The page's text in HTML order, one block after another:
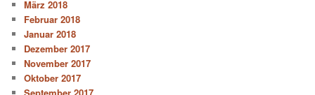
März 2018
Februar 2018
Januar 2018
Dezember 2017
November 2017
Oktober 2017